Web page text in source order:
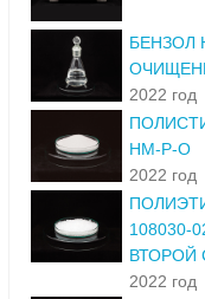
БЕНЗОЛ
2022 год
НМ-Р-О
2022 год
ВТОРОЙ
2022 год